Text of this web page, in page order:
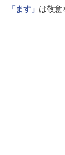
「ます」 は敬意